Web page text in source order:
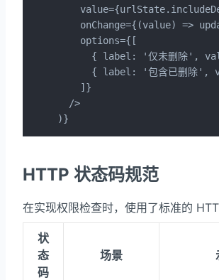
onChange={(value) =>
    options={[
{ label: '仅未删除',
{ label: '包含已删除',
    ]}
  />
)}
HTTP 状态码规范
在实现权限检查时，使用了标准的
状
态
码
场景